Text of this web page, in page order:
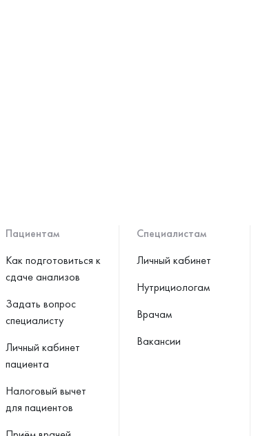
Пациентам
Как подготовиться к
сдаче анализов
Задать вопрос
специалисту
Личный кабинет
пациента
Налоговый вычет
для пациентов
Специалистам
Личный кабинет
Нутрициологам
Врачам
Вакансии